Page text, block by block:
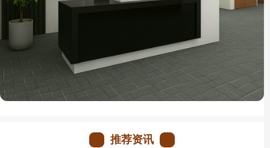
推荐资讯